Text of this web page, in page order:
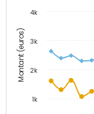
Montant (euros)
1k
2k
3k
4k